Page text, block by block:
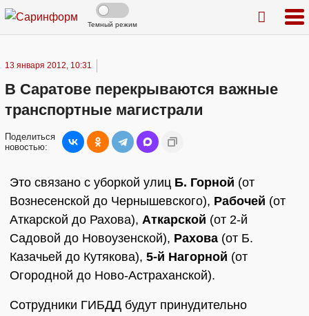
Темный режим
13 января 2012, 10:31
В Саратове перекрываются важные
транспортные магистрали
Поделиться
новостью:
Это связано с уборкой улиц Б. Горной (от
Вознесенской до Чернышевского), Рабочей (от
Аткарской до Рахова), Аткарской (от 2-й
Садовой до Новоузенской), Рахова (от Б.
Казачьей до Кутякова), 5-й Нагорной (от
Огородной до Ново-Астраханской).
Сотрудники ГИБДД будут принудительно